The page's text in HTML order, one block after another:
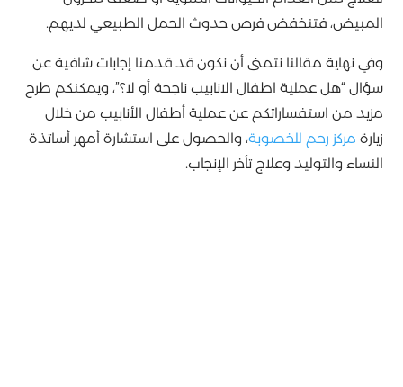
المبيض، فتنخفض فرص حدوث الحمل الطبيعي لديهم.
وفي نهاية مقالنا نتمنى أن نكون قد قدمنا إجابات شافية عن
سؤال “هل عملية اطفال الانابيب ناجحة أو لا؟”، ويمكنكم طرح
مزيد من استفساراتكم عن عملية أطفال الأنابيب من خلال
زيارة مركز رحم للخصوبة، والحصول على استشارة أمهر أساتذة
النساء والتوليد وعلاج تأخر الإنجاب.